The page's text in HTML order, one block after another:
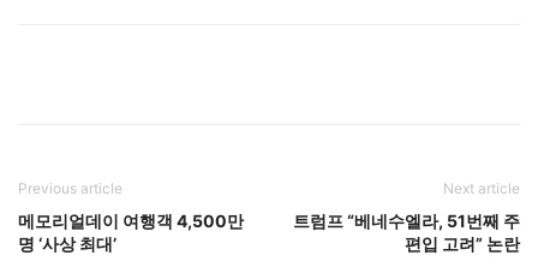
Previous article
메모리얼데이 여행객 4,500만
명 ‘사상 최대’
Next article
트럼프 “베네수엘라, 51번째 주
편입 고려” 논란